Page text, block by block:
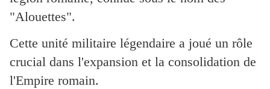
"Alouettes".
Cette unité militaire légendaire a joué un rôle
crucial dans l'expansion et la consolidation de
l'Empire romain.